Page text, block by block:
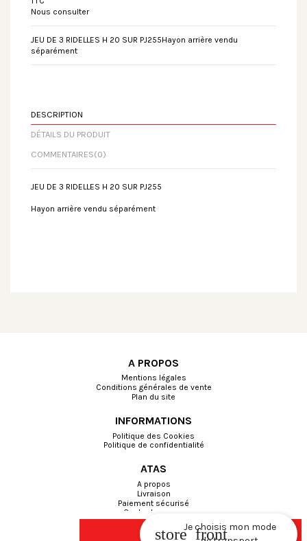
Nous consulter
JEU DE 3 RIDELLES H 20 SUR PJ255Hayon arrière vendu
séparément
Ajouter au panier
DESCRIPTION
DÉTAILS DU PRODUIT
COMMENTAIRES(0)
JEU DE 3 RIDELLES H 20 SUR PJ255
Hayon arrière vendu séparément
A PROPOS
Mentions légales
Conditions générales de vente
Plan du site
INFORMATIONS
Politique des Cookies
Politique de confidentialité
ATAS
A propos
Livraison
Paiement sécurisé
Contactez-nous
store_front
Je choisis mon mode